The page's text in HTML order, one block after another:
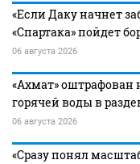
«Если Даку начнет
«Спартака» пойдет
06 августа 2026
«Ахмат» оштрафован
горячей воды в
06 августа 2026
«Сразу понял